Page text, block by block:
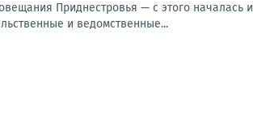
Приднестровья — с этого началась
и ведомственные...